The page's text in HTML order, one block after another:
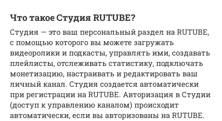
Что такое Студия RUTUBE?
Студия — это ваш персональный раздел на RUTUBE,
с помощью которого вы можете загружать
видеоролики и подкасты, управлять ими, создавать
плейлисты, отслеживать статистику, подключать
монетизацию, настраивать и редактировать ваш
личный канал. Студия создается автоматически
при регистрации на RUTUBE. Авторизация в Студии
(доступ к управлению каналом) происходит
автоматически, если вы авторизованы на RUTUBE.